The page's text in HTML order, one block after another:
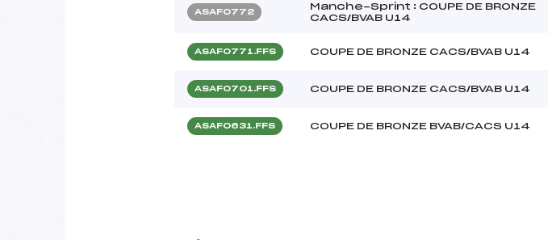
ASAF0772
Manche-Sprint : COUPE DE BRONZE
CACS/BVAB U14
ASAF0771.FFS COUPE DE BRONZE CACS/BVAB U14
ASAF0701.FFS COUPE DE BRONZE CACS/BVAB U14
ASAF0631.FFS COUPE DE BRONZE BVAB/CACS U14